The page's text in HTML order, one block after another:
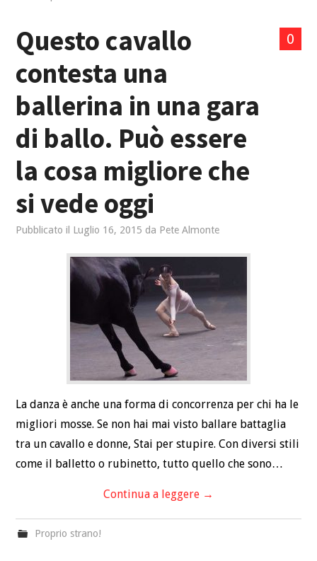
0
Questo cavallo
contesta una
ballerina in una gara
di ballo. Può essere
la cosa migliore che
si vede oggi
Pubblicato il Luglio 16, 2015 da Pete Almonte
La danza è anche una forma di concorrenza per chi ha le
migliori mosse. Se non hai mai visto ballare battaglia
tra un cavallo e donne, Stai per stupire. Con diversi stili
come il balletto o rubinetto, tutto quello che sono…
Continua a leggere →
Proprio strano!